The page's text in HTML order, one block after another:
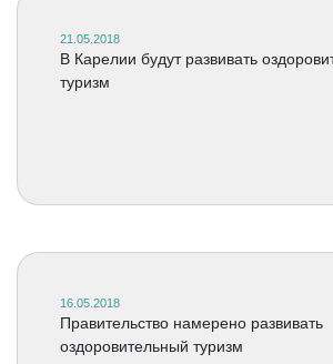
21.05.2018
В Карелии будут развивать
туризм
16.05.2018
Правительство намерено развивать
оздоровительный туризм